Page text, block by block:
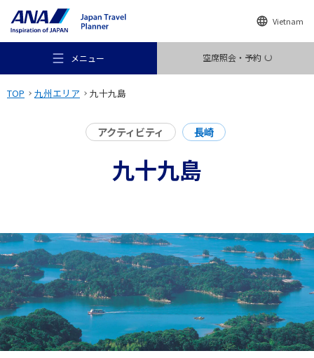
Vietnam
メニュー 空席照会・予約
行き先
旅のお役立ち情報
TOP 九州エリア 九十九島
アクティビティ 長崎
九十九島